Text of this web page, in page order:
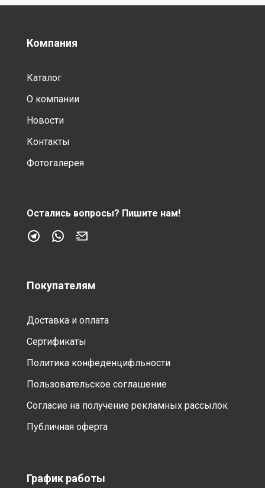
Компания
Каталог
О компании
Новости
Контакты
Фотогалерея
Остались вопросы? Пишите нам!
Покупателям
Доставка и оплата
Сертификаты
Политика конфеденцифльности
Пользовательское соглашение
Согласие на получение рекламных рассылок
Публичная оферта
График работы